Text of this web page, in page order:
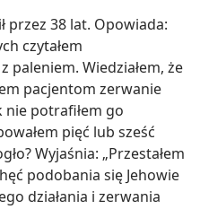
przez 38 lat. Opowiada:
czytałem
paleniem. Wiedziałem, że
pacjentom zerwanie
nie potrafiłem go
pięć lub sześć
Wyjaśnia: „Przestałem
podobania się Jehowie
działania i zerwania